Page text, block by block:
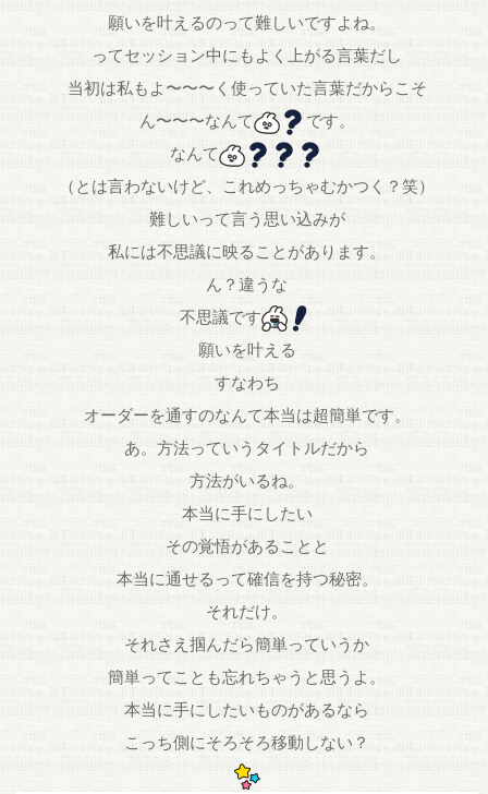
願いを叶えるのって難しいですよね。
ってセッション中にもよく上がる言葉だし
当初は私もよ〜〜〜く使っていた言葉だからこそ
ん〜〜〜なんて
です。
なんて
（とは言わないけど、これめっちゃむかつく？笑）
難しいって言う思い込みが
私には不思議に映ることがあります。
ん？違うな
不思議です
願いを叶える
すなわち
オーダーを通すのなんて本当は超簡単です。
あ。方法っていうタイトルだから
方法がいるね。
本当に手にしたい
その覚悟があることと
本当に通せるって確信を持つ秘密。
それだけ。
それさえ掴んだら簡単っていうか
簡単ってことも忘れちゃうと思うよ。
本当に手にしたいものがあるなら
こっち側にそろそろ移動しない？